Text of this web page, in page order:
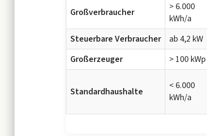
Großverbraucher
> 6.000
kWh/a
Steuerbare Verbraucher ab 4,2 kW
Großerzeuger
> 100 kWp
Standardhaushalte
< 6.000
kWh/a